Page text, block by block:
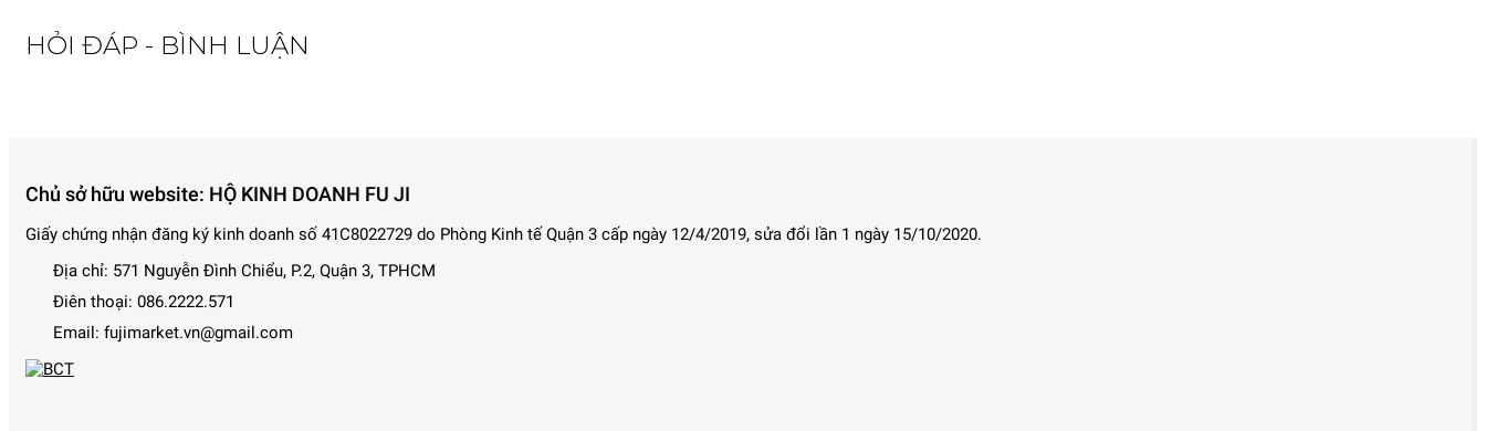
-11%
HỎI ĐÁP - BÌNH LUẬN
Chủ sở hữu website: HỘ KINH DOANH FU JI
Giấy chứng nhận đăng ký kinh doanh số 41C8022729 do Phòng Kinh tế Quận 3 cấp ngày 12/4/2019, sửa đổi lần 1 ngày 15/10/2020.
Địa chỉ: 571 Nguyễn Đình Chiểu, P.2, Quận 3, TPHCM
Điên thoại: 086.2222.571
Email: fujimarket.vn@gmail.com